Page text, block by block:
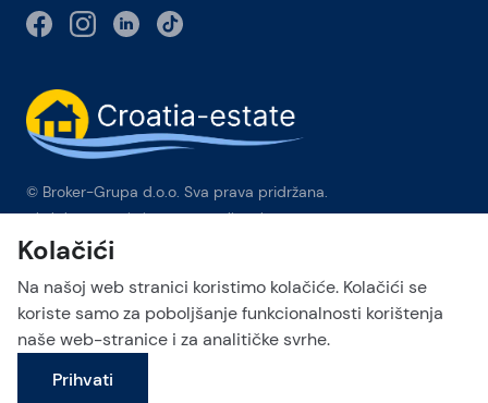
Pošalji upit
© Broker-Grupa d.o.o. Sva prava pridržana.
Obala kneza Branimira 1, 21000 Split-Phone: +385 98 384 007
Broker-grupa d.o.o. je ekskluzivni član Forbes Global
Properties u Hrvatskoj. Forbes® je registrirani zaštitni znak koji
se koristi pod licencom.
This site is protected by reCAPTCHA and the Google
Kolačići
Na našoj web stranici koristimo kolačiće. Kolačići se
koriste samo za poboljšanje funkcionalnosti korištenja
naše web-stranice i za analitičke svrhe.
Prihvati